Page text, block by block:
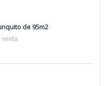
de 95m2
venta